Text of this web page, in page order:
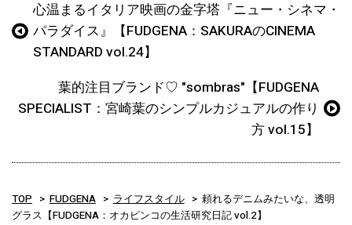
心温まるイタリア映画の金字塔『ニュー・シネマ・
パラダイス』【FUDGENA：SAKURAのCINEMA
STANDARD vol.24】
葉的注目ブランド♡ "sombras"【FUDGENA
SPECIALIST：宮崎葉のシンプルカジュアルの作り
方 vol.15】
TOP FUDGENA ライフスタイル
頼れるデニムみたいな、透明
グラス【FUDGENA：オカピンコの生活研究日記 vol.2】